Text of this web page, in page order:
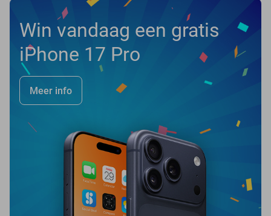
Win vandaag een gratis
iPhone 17 Pro
Meer info